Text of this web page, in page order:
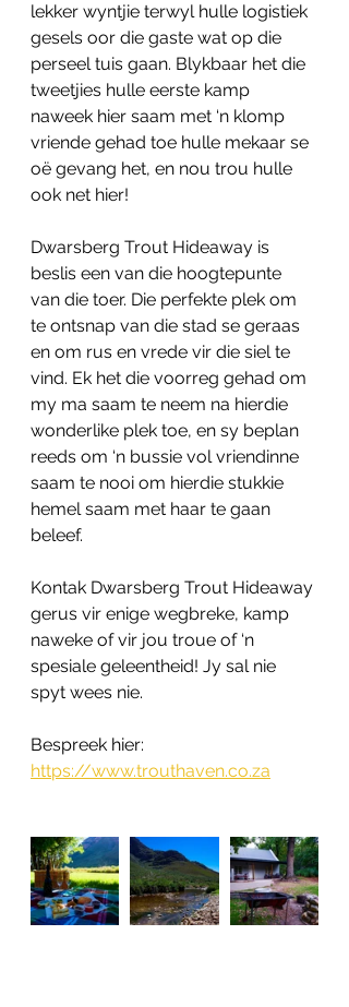
lekker wyntjie terwyl hulle logistiek
gesels oor die gaste wat op die
perseel tuis gaan. Blykbaar het die
tweetjies hulle eerste kamp
naweek hier saam met ‘n klomp
vriende gehad toe hulle mekaar se
oë gevang het, en nou trou hulle
ook net hier!
Dwarsberg Trout Hideaway is
beslis een van die hoogtepunte
van die toer. Die perfekte plek om
te ontsnap van die stad se geraas
en om rus en vrede vir die siel te
vind. Ek het die voorreg gehad om
my ma saam te neem na hierdie
wonderlike plek toe, en sy beplan
reeds om ‘n bussie vol vriendinne
saam te nooi om hierdie stukkie
hemel saam met haar te gaan
beleef.
Kontak Dwarsberg Trout Hideaway
gerus vir enige wegbreke, kamp
naweke of vir jou troue of ‘n
spesiale geleentheid! Jy sal nie
spyt wees nie.
Bespreek hier:
https://www.trouthaven.co.za